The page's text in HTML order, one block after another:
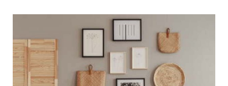
עיצוב חלל האירוח – לתת